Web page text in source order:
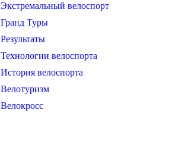
Экстремальный велоспорт
Гранд Туры
Результаты
Технологии велоспорта
История велоспорта
Велотуризм
Велокросс